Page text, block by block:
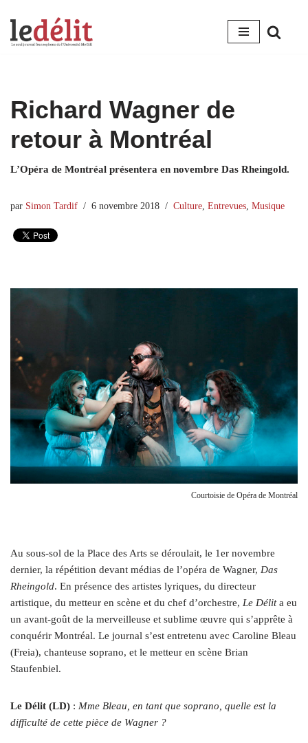
Aller
Richard Wagner de
retour à Montréal
L’Opéra de Montréal présentera en novembre Das Rheingold.
par Simon Tardif 6 novembre 2018 Culture Entrevues Musique
Courtoisie de Opéra de Montréal
Au sous-sol de la Place des Arts se déroulait, le 1er novembre
dernier, la répétition devant médias de l’opéra de Wagner, Das
Rheingold. En présence des artistes lyriques, du directeur
artistique, du metteur en scène et du chef d’orchestre, Le Délita eu
un avant-goût de la merveilleuse et sublime œuvre qui s’apprête à
conquérir Montréal. Le journal s’est entretenu avec Caroline Bleau
(Freia), chanteuse soprano, et le metteur en scène Brian
Staufenbiel.
Le Délit (LD) : Mme Bleau, en tant que soprano, quelle est la
difficulté de cette pièce de Wagner ?